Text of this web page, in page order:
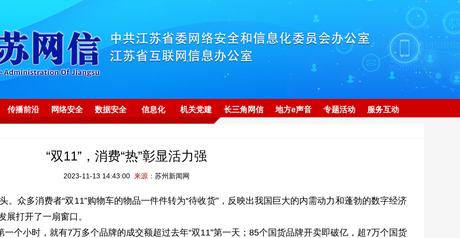
传播前沿 网络安全 数据安全 信息化 机关党建 长三角网信 地方e声音 专题活动 服务互动
“双11”，消费“热”彰显活力强
2023-11-13 14:43:00 来源： 苏州新闻网
。众多消费者“双11”购物车的物品一件件转为“待收货”，反映出我国巨大的内需动力和蓬勃的数字经济
展打开了一扇窗口。
一个小时，就有7万多个品牌的成交额超过去年“双11”第一天；85个国货品牌开卖即破亿，超7万个国货